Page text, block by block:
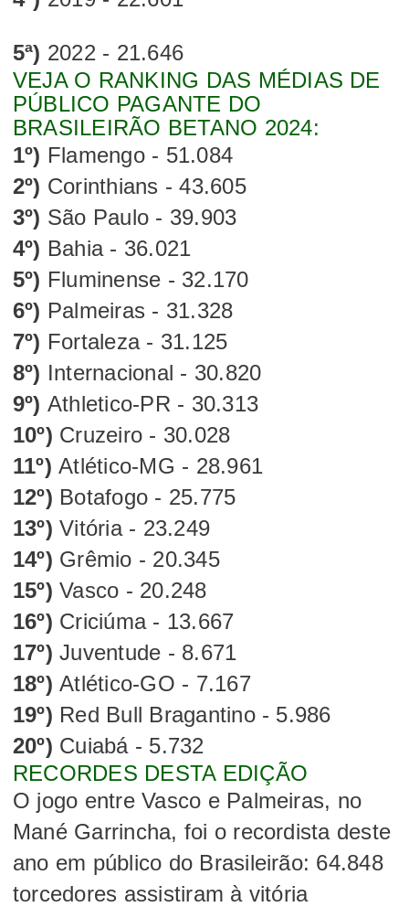
5ª) 2022 - 21.646
VEJA O RANKING DAS MÉDIAS DE
PÚBLICO PAGANTE DO
BRASILEIRÃO BETANO 2024:
1º) Flamengo - 51.084
2º) Corinthians - 43.605
3º) São Paulo - 39.903
4º) Bahia - 36.021
5º) Fluminense - 32.170
6º) Palmeiras - 31.328
7º) Fortaleza - 31.125
8º) Internacional - 30.820
9º) Athletico-PR - 30.313
10º) Cruzeiro - 30.028
11º) Atlético-MG - 28.961
12º) Botafogo - 25.775
13º) Vitória - 23.249
14º) Grêmio - 20.345
15º) Vasco - 20.248
16º) Criciúma - 13.667
17º) Juventude - 8.671
18º) Atlético-GO - 7.167
19º) Red Bull Bragantino - 5.986
20º) Cuiabá - 5.732
RECORDES DESTA EDIÇÃO
O jogo entre Vasco e Palmeiras, no
Mané Garrincha, foi o recordista deste
ano em público do Brasileirão: 64.848
torcedores assistiram à vitória